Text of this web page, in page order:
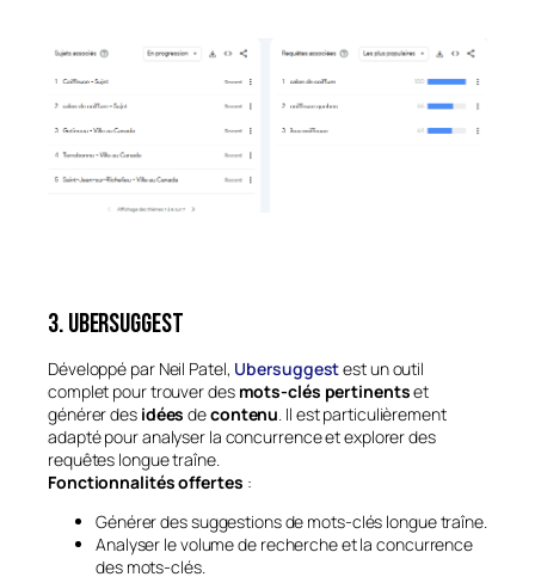
3. Ubersuggest
Développé par Neil Patel, Ubersuggestest un outil
complet pour trouver des mots-clés pertinentset
générer des idées decontenu . Il est particulièrement
adapté pour analyser la concurrence et explorer des
requêtes longue traîne.
Fonctionnalités offertes :
Générer des suggestions de mots-clés longue traîne.
Analyser le volume de recherche et la concurrence
des mots-clés.